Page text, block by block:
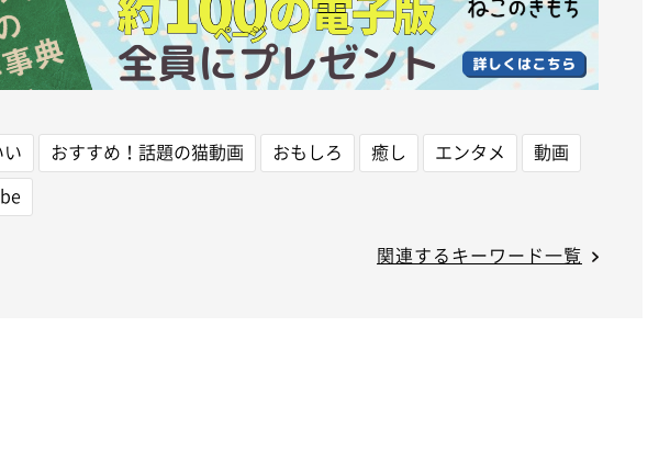
おすすめ！話題の猫動画 おもしろ 癒し エンタメ
動画
関連するキーワード一覧